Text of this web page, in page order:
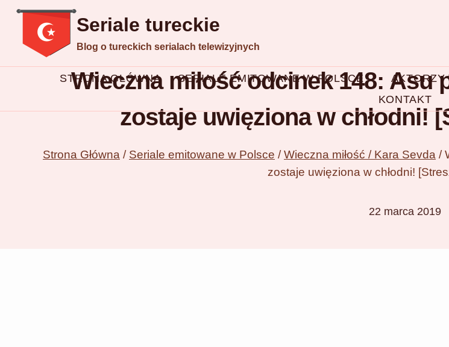
Przejdź
treści
Seriale tureckie
Blog o tureckich serialach telewizyjnych
STRONA GŁÓWNA SERIALE EMITOWANE W POLSCE AKTORZY
KONTAKT
Wieczna miłość odcinek 148: Asu
zostaje uwięziona w chłodni!
Strona Główna / Seriale emitowane w Polsce / Wieczna miłość / Kara Sevda /
zostaje uwięziona w chłodni!
22 marca 2019